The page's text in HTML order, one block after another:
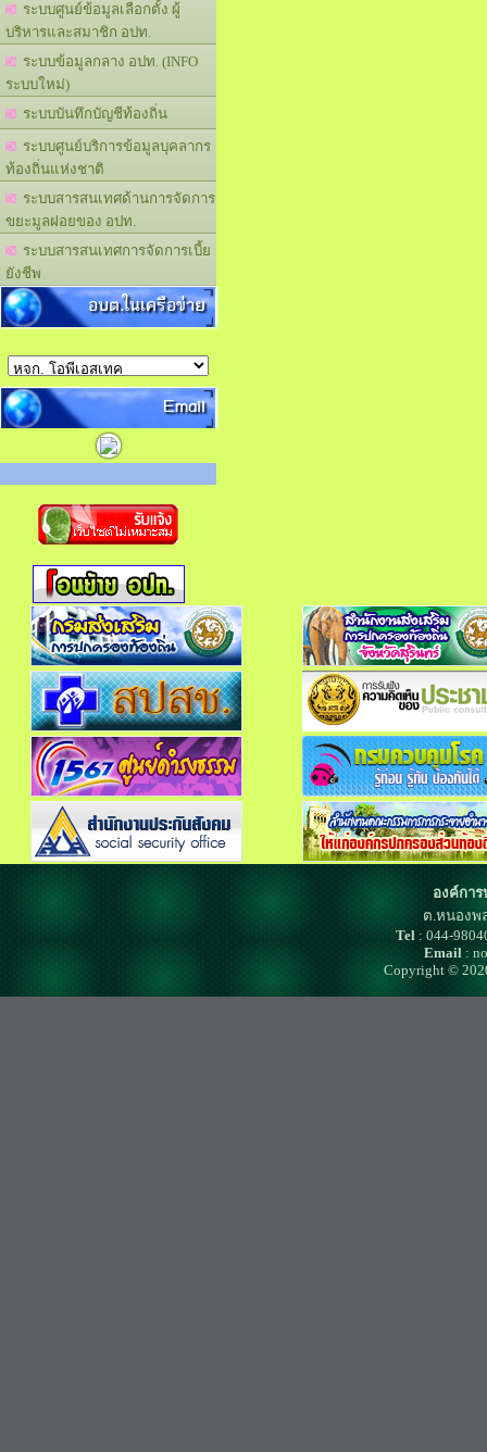
ระบบศูนย์ข้อมูลเลือกตั้ง ผู้
บริหารและสมาชิก อปท.
ระบบข้อมูลกลาง อปท. (INFO
ระบบใหม่)
ระบบบันทึกบัญชีท้องถิ่น
ระบบศูนย์บริการข้อมูลบุคลากร
ท้องถิ่นแห่งชาติ
ระบบสารสนเทศด้านการจัดการ
ขยะมูลฝอยของ อปท.
ระบบสารสนเทศการจัดการเบี้ย
ยังชีพ
อบต.ในเครือข่าย
Email
องค์กา
ต.หนองพ
Tel: 044-
Email :
Copyright ©